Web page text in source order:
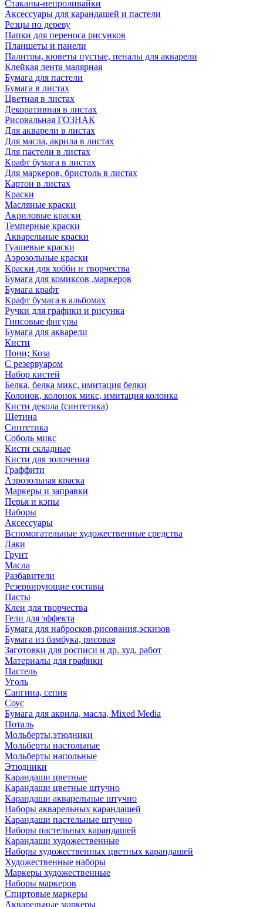
Стаканы-непроливайки
Аксессуары для карандашей и пастели
Резцы по дереву
Папки для переноса рисунков
Планшеты и панели
Палитры, кюветы пустые, пеналы для акварели
Клейкая лента малярная
Бумага для пастели
Бумага в листах
Цветная в листах
Декоративная в листах
Рисовальная ГОЗНАК
Для акварели в листах
Для масла, акрила в листах
Для пастели в листах
Крафт бумага в листах
Для маркеров, бристоль в листах
Картон в листах
Краски
Масляные краски
Акриловые краски
Темперные краски
Акварельные краски
Гуашевые краски
Аэрозольные краски
Краски для хобби и творчества
Бумага для комиксов ,маркеров
Бумага крафт
Крафт бумага в альбомах
Ручки для графики и рисунка
Гипсовые фигуры
Бумага для акварели
Кисти
Пони; Коза
С резервуаром
Набор кистей
Белка, белка микс, имитация белки
Колонок, колонок микс, имитация колонка
Кисти декола (синтетика)
Щетина
Синтетика
Соболь микс
Кисти складные
Кисти для золочения
Граффити
Аэрозольная краска
Маркеры и заправки
Перья и кэпы
Наборы
Аксессуары
Вспомогательные художественные средства
Лаки
Грунт
Масла
Разбавители
Резервирующие составы
Пасты
Клеи для творчества
Гели для эффекта
Бумага для набросков,рисования,эскизов
Бумага из бамбука, рисовая
Заготовки для росписи и др. худ. работ
Материалы для графики
Пастель
Уголь
Сангина, сепия
Соус
Бумага для акрила, масла, Mixed Media
Поталь
Мольберты,этюдники
Мольберты настольные
Мольберты напольные
Этюдники
Карандаши цветные
Карандаши цветные штучно
Карандаши акварельные штучно
Наборы акварельных карандашей
Карандаши пастельные штучно
Наборы пастельных карандашей
Карандаши художественные
Наборы художественных цветных карандашей
Художественные наборы
Маркеры художественные
Наборы маркеров
Спиртовые маркеры
Акварельные маркеры